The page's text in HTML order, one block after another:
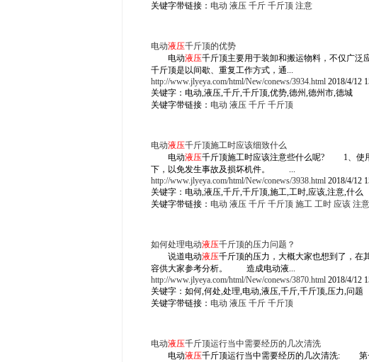
关键字带链接： 电动 液压 千斤 千斤顶 注意
电动液压千斤顶的优势
电动液压千斤顶主要用于装卸和搬运物料，不仅广泛
千斤顶是以间歇、重复工作方式，通...
http://www.jlyeya.com/html/New/conews/3934.html 2018/4/12
关键字：电动,液压,千斤,千斤顶,优势,德州,德州市,德城
关键字带链接： 电动 液压 千斤 千斤顶
电动液压千斤顶施工时应该细致什么
电动液压千斤顶施工时应该注意些什么呢? 1、使用
下，以免发生事故及损坏机件。 ...
http://www.jlyeya.com/html/New/conews/3938.html 2018/4/12
关键字：电动,液压,千斤,千斤顶,施工,工时,应该,注意,什么
关键字带链接： 电动 液压 千斤 千斤顶 施工 工时 应该 注意
如何处理电动液压千斤顶的压力问题？
说道电动液压千斤顶的压力，大概大家也想到了，在
容供大家参考分析。 造成电动液...
http://www.jlyeya.com/html/New/conews/3870.html 2018/4/12
关键字：如何,何处,处理,电动,液压,千斤,千斤顶,压力,问题
关键字带链接： 电动 液压 千斤 千斤顶
电动液压千斤顶运行当中需要经历的几次清洗
电动液压千斤顶运行当中需要经历的几次清洗: 第